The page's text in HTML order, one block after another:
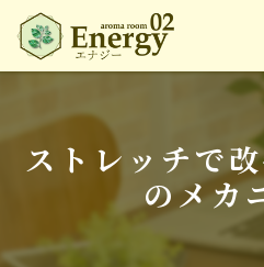
ストレッチで
のメカ